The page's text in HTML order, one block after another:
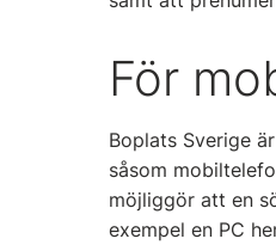
För
Boplats Sverige
såsom
möjliggör att en
exempel en PC